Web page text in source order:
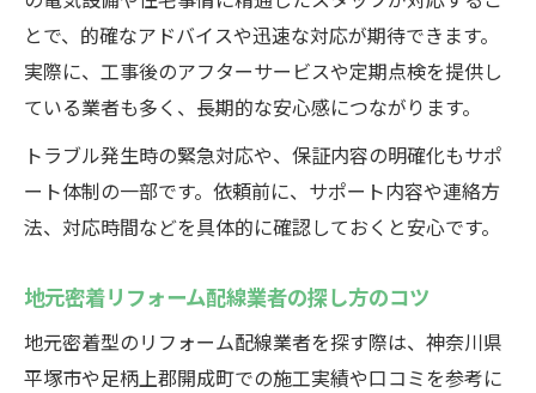
とで、的確なアドバイスや迅速な対応が期待できます。
実際に、工事後のアフターサービスや定期点検を提供し
ている業者も多く、長期的な安心感につながります。
トラブル発生時の緊急対応や、保証内容の明確化もサポ
ート体制の一部です。依頼前に、サポート内容や連絡方
法、対応時間などを具体的に確認しておくと安心です。
地元密着リフォーム配線業者の探し方のコツ
地元密着型のリフォーム配線業者を探す際は、神奈川県
平塚市や足柄上郡開成町での施工実績や口コミを参考に